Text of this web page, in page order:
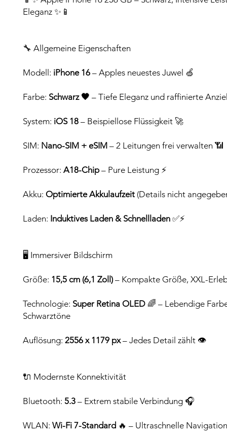
Eleganz ✨📱
🔧 Allgemeine Eigenschaften
Modell: iPhone 16 – Apples neuestes Juwel 🍏
Farbe: Schwarz 🖤 – Tiefe Eleganz und raffinierte
System: iOS 18 – Beispiellose Flüssigkeit 🚀
SIM: Nano-SIM + eSIM – 2 Leitungen frei verwalten 📶
Prozessor: A18-Chip– Pure Leistung ⚡️
Akku: Optimierte Akkulaufzeit (Details nicht
Laden: Induktives Laden & Schnellladen ✅⚡
🖥️ Immersiver Bildschirm
Größe: 15,5 cm (6,1 Zoll)– Kompakte Größe, XXL-
Technologie: Super Retina OLED 🌈 – Lebendige
Schwarztöne
Auflösung: 2556 x 1179 px– Jedes Detail zählt 👁️
🔌 Modernste Konnektivität
Bluetooth: 5.3 – Extrem stabile Verbindung 🎧
WLAN: Wi-Fi 7-Standard 🔥 – Ultraschnelle Navigation